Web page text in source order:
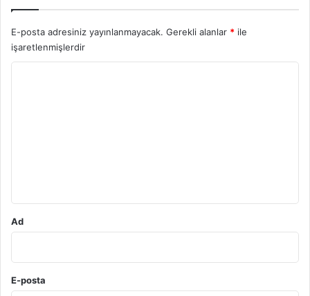
E-posta adresiniz yayınlanmayacak. Gerekli alanlar * ile
işaretlenmişlerdir
Ad
E-posta